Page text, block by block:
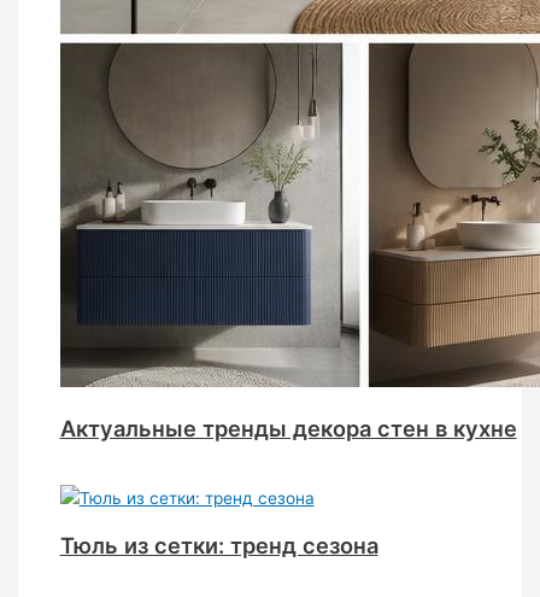
Актуальные тренды декора стен в кухне
Тюль из сетки: тренд сезона